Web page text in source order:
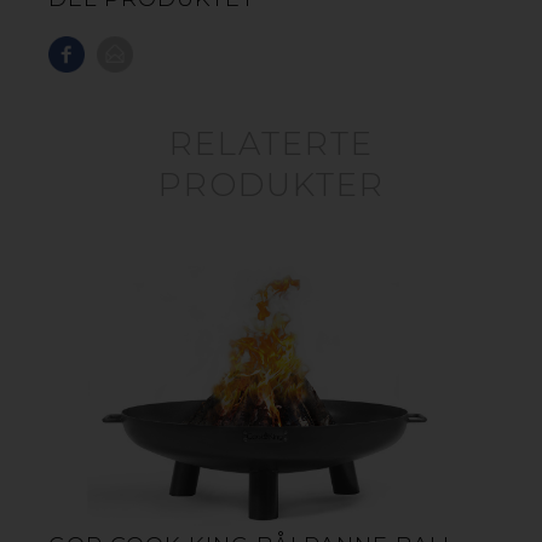
BÅLPANNE INDIANA
løsning for et herlig uteliv og for alle som verdsetter